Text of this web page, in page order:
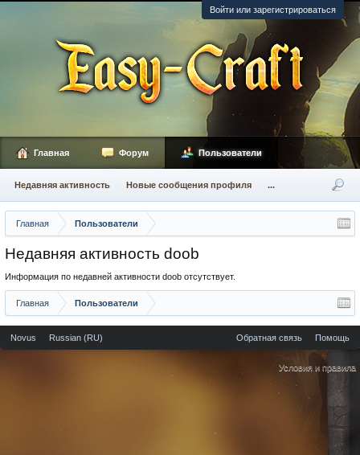
Войти или зарегистрироваться
Главная Пользователи
Недавняя активность doob
Информация по недавней активности doob отсутствует.
Главная Пользователи
Главная Форум Пользователи
Недавняя активность Новые сообщения профиля ...
Novus Russian (RU) Обратная связь Помощь
Условия и правила